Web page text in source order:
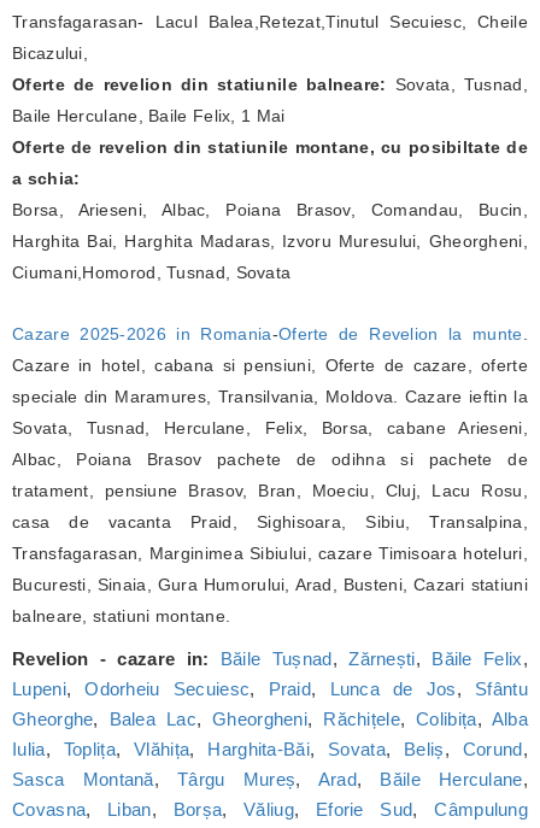
Transfagarasan- Lacul Balea,Retezat,Tinutul Secuiesc, Cheile
Bicazului,
Oferte de revelion din statiunile balneare: Sovata, Tusnad,
Baile Herculane, Baile Felix, 1 Mai
Oferte de revelion din statiunile montane, cu posibiltate de
a schia:
Borsa, Arieseni, Albac, Poiana Brasov, Comandau, Bucin,
Harghita Bai, Harghita Madaras, Izvoru Muresului, Gheorgheni,
Ciumani,Homorod, Tusnad, Sovata
Cazare 2025-2026 in Romania-Oferte de Revelion la munte
Cazare in hotel, cabana si pensiuni, Oferte de cazare, oferte
speciale din Maramures, Transilvania, Moldova. Cazare ieftin la
Sovata, Tusnad, Herculane, Felix, Borsa, cabane Arieseni,
Albac, Poiana Brasov pachete de odihna si pachete de
tratament, pensiune Brasov, Bran, Moeciu, Cluj, Lacu Rosu,
casa de vacanta Praid, Sighisoara, Sibiu, Transalpina,
Transfagarasan, Marginimea Sibiului, cazare Timisoara hoteluri,
Bucuresti, Sinaia, Gura Humorului, Arad, Busteni, Cazari statiuni
balneare, statiuni montane.
Revelion - cazare in: Băile Tușnad,Zărnești, Băile Felix,
Lupeni,Odorheiu Secuiesc, Praid, Lunca de Jos, Sfântu
Gheorghe, Balea Lac,Gheorgheni, Răchițele,Colibița, Alba
Iulia, Toplița,Vlăhița, Harghita-Băi, Sovata, Beliș, Corund,
Sasca Montană,Târgu Mureș, Arad, Băile Herculane,
Covasna, Liban, Borșa,Văliug, Eforie Sud,Câmpulung